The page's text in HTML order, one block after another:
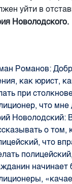
уйти в
Новолодского.
Романов:
как юрист,
при
что мне
Новолодский:
о том,
что
начинает